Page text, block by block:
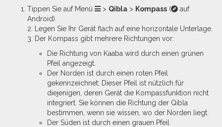
Tippen Sie auf Menü > Qibla > Kompass (
auf
Android).
2. Legen Sie Ihr Gerät flach auf eine horizontale Unterlage.
3. Der Kompass gibt mehrere Richtungen vor:
Die Richtung von Kaaba wird durch einen grünen
Pfeil angezeigt.
Der Norden ist durch einen roten Pfeil
gekennzeichnet: Dieser Pfeil ist nützlich für
diejenigen, deren Gerät die Kompassfunktion nicht
integriert. Sie können die Richtung der Qibla
bestimmen, wenn sie wissen, wo der Norden liegt.
Der Süden ist durch einen grauen Pfeil